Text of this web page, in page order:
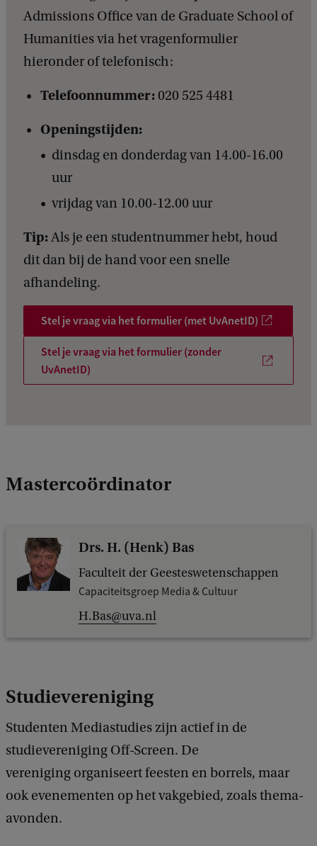
Admissions Office van de Graduate School of
Humanities via het vragenformulier
hieronder of telefonisch:
Telefoonnummer:020 525 4481
Openingstijden:
dinsdag en donderdag van 14.00-16.00
uur
vrijdag van 10.00-12.00 uur
Tip:Als je een studentnummer hebt, houd
dit dan bij de hand voor een snelle
afhandeling.
Stel je vraag via het formulier (met UvAnetID)
Stel je vraag via het formulier (zonder
UvAnetID)
Mastercoördinator
Drs. H. (Henk) Bas
Faculteit der Geesteswetenschappen
Capaciteitsgroep Media & Cultuur
H.Bas@uva.nl
Studievereniging
Studenten Mediastudies zijn actief in de
studievereniging Off-Screen. De
vereniging organiseert feesten en borrels, maar
ook evenementen op het vakgebied, zoals thema-
avonden.